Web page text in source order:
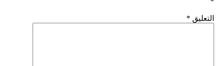
التعليق *